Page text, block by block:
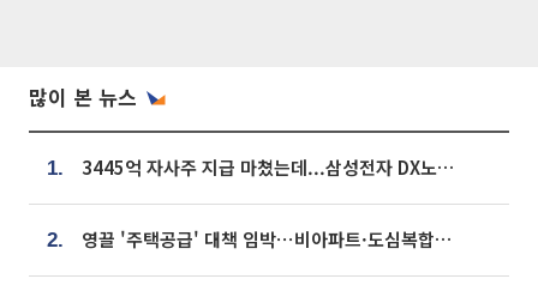
많이 본 뉴스
1. 3445억 자사주 지급 마쳤는데...삼성전자 DX노조, 뒤늦은 '떼쓰기 집회'
2. 영끌 '주택공급' 대책 임박⋯비아파트·도심복합까지 총동원